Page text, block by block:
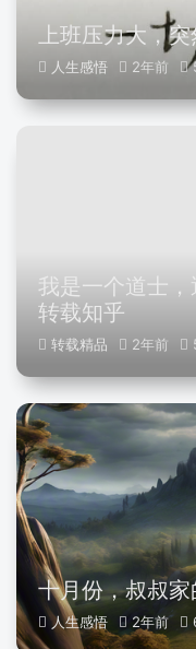
上班压力大，
人生感悟 2年前
我是一个道士
转载知乎
转载精品 2年前
十月份，叔叔
人生感悟 2年前